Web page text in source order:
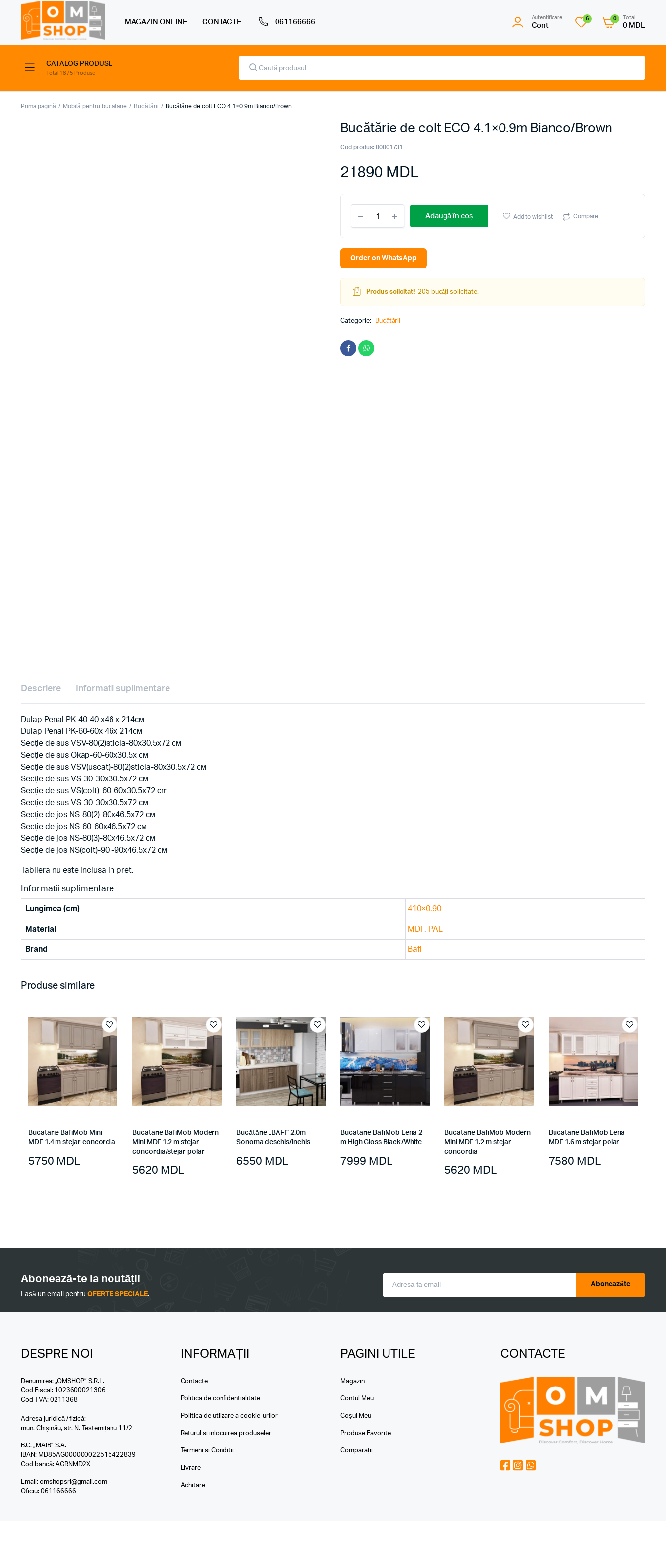
MAGAZIN ONLINE CONTACTE 061166666
Autentificare
Cont
6 0 Total
0 MDL
CATALOG PRODUSE
Total 1875 Produse
Products
search
Prima pagină Mobilă pentru bucatarie Bucătării Bucătărie de colt ECO 4.1×0.9m Bianco/Brown
Bucătărie de colt ECO 4.1×0.9m Bianco/Brown
Cod produs: 00001731
21890 MDL
colt
ECO
Bianco/Brown
Adaugă în coș Add to wishlist Compare
Order on WhatsApp
Produs solicitat! 205 bucăți solicitate.
Categorie: Bucătării
Descriere Informații suplimentare
Dulap Penal PK-40-40 х46 х 214см
Dulap Penal PK-60-60х 46х 214см
Secție de sus VSV-80(2)sticla-80х30.5х72 см
Secție de sus Okap-60-60х30.5х см
Secție de sus VSV(uscat)-80(2)sticla-80х30.5х72 см
Secție de sus VS-30-30х30.5х72 см
Secție de sus VS(colt)-60-60х30.5х72 сm
Secție de sus VS-30-30х30.5х72 см
Secție de jos NS-80(2)-80х46.5х72 см
Secție de jos NS-60-60х46.5х72 см
Secție de jos NS-80(3)-80х46.5х72 см
Secție de jos NS(colt)-90 -90х46.5х72 см
Tabliera nu este inclusa in pret.
Informații suplimentare
Lungimea (cm) 410×0.90
Material MDF, PAL
Brand Bafi
Produse similare
Bucatarie BafiMob Mini
MDF 1.4 m stejar concordia
5750 MDL
Bucatarie BafiMob Modern
Mini MDF 1.2 m stejar
concordia/stejar polar
5620 MDL
Bucătărie „BAFI” 2.0m
Sonoma deschis/inchis
6550 MDL
Bucatarie BafiMob Lena 2
m High Gloss Black/White
7999 MDL
Bucatarie BafiMob Modern
Mini MDF 1.2 m stejar
concordia
5620 MDL
Bucatarie BafiMob Lena
MDF 1.6 m stejar polar
7580 MDL
Abonează-te la noutăți!
Lasă un email pentruOFERTE SPECIALE.
Aboneazăte
DESPRE NOI
Denumirea: „OMSHOP” S.R.L.
Cod Fiscal: 1023600021306
Cod TVA: 0211368
Adresa juridică / fizică:
mun. Chișinău, str. N. Testemițanu 11/2
B.C. „MAIB” S.A.
IBAN: MD85AG000000022515422839
Cod bancă: AGRNMD2X
Email: omshopsrl@gmail.com
Oficiu: 061166666
INFORMAȚII
Contacte
Politica de confidentialitate
Politica de utlizare a cookie-urilor
Returul si inlocuirea produseler
Termeni si Conditii
Livrare
Achitare
PAGINI UTILE
Magazin
Contul Meu
Coșul Meu
Produse Favorite
Comparații
CONTACTE